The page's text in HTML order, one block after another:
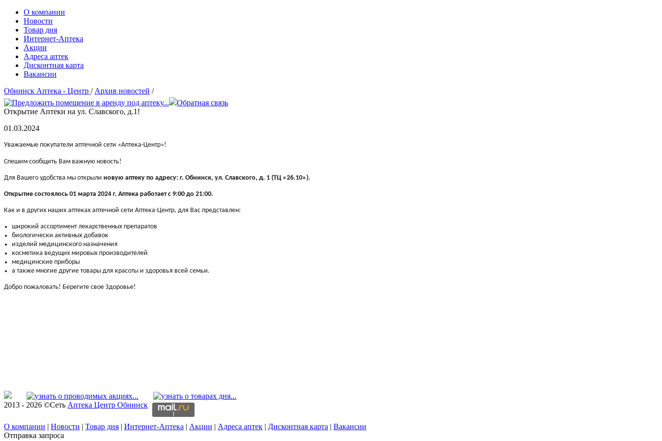
О компании
Новости
Товар дня
Интернет-Аптека
Акции
Адреса аптек
Дисконтная карта
Вакансии
Обнинск Аптека - Центр / Архив новостей /
Обратная связь
Открытие Аптеки на ул. Славского, д.1!
01.03.2024
Уважаемые покупатели аптечной сети «Аптека-Центр»!
Спешим сообщить Вам важную новость!
Для Вашего удобства мы открыли новую аптеку по адресу: г. Обнинск, ул. Славского, д. 1 (ТЦ «26.10»).
Открытие состоялось 01 марта 2024 г. Аптека работает с 9:00 до 21:00.
Как и в других наших аптеках аптечной сети Аптека-Центр, для Вас представлен:
широкий ассортимент лекарственных препаратов
биологически активных добавок
изделий медицинского назначения
косметика ведущих мировых производителей
медицинские приборы
а также многие другие товары для красоты и здоровья всей семьи.
Добро пожаловать! Берегите свое Здоровье!
2013 - 2026 ©Сеть Аптека Центр Обнинск
О компании | Новости | Товар дня | Интернет-Аптека | Акции | Адреса аптек | Дисконтная карта | Вакансии
Отправка запроса